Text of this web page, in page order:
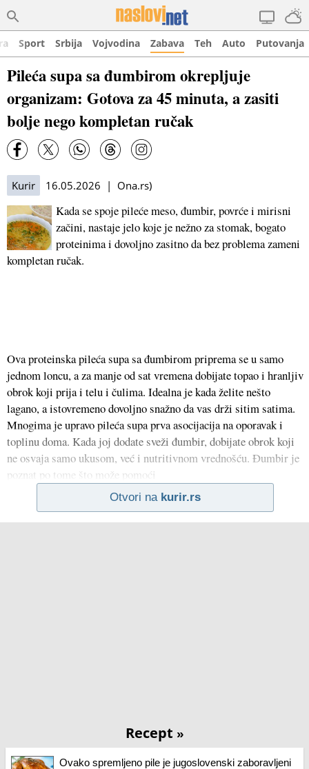
Sport Srbija Vojvodina Zabava Teh Auto Putovanja
Pileća supa sa đumbirom okrepljuje
organizam: Gotova za 45 minuta, a zasiti
bolje nego kompletan ručak
Kurir 16.05.2026 | Ona.rs)
Kada se spoje pileće meso, đumbir, povrće i mirisni
začini, nastaje jelo koje je nežno za stomak, bogato
proteinima i dovoljno zasitno da bez problema zameni
kompletan ručak.
Ova proteinska pileća supa sa đumbirom priprema se u samo
jednom loncu, a za manje od sat vremena dobijate topao i hranljiv
obrok koji prija i telu i čulima. Idealna je kada želite nešto
lagano, a istovremeno dovoljno snažno da vas drži sitim satima.
Mnogima je upravo pileća supa prva asocijacija na oporavak i
toplinu doma. Kada joj dodate sveži đumbir, dobijate obrok koji
ne osvaja samo ukusom, već i nutritivnom vrednošću. Đumbir je
poznat po tome što može pomoći
Otvori na kurir.rs
Recept »
Ovako spremljeno pile je jugoslovenski zaboravljeni